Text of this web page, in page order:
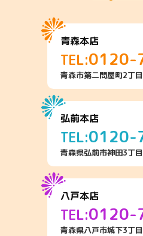
青森本店
TEL:0120-
青森市第二問屋町2丁
弘前本店
TEL:0120-
青森県弘前市神田3丁
八戸本店
TEL:0120-
青森県八戸市城下3丁